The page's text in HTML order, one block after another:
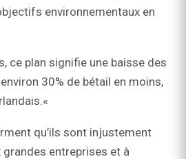
environnementaux en
ce plan signifie une baisse des
30% de bétail en moins,
qu’ils sont injustement
entreprises et à